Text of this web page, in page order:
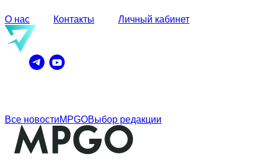
О нас Контакты Личный кабинет
Все новостиMPGOВыбор редакции